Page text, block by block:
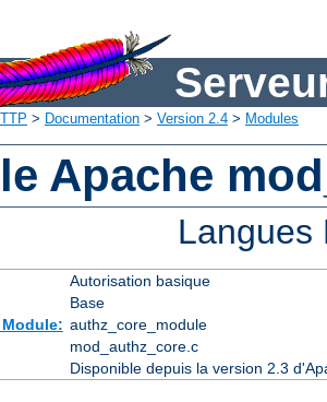
> Documentation > Version 2.4 > Modules
Apache
Autorisation basique
Base
authz_core_module
mod_authz_core.c
Disponible depuis la version 2.3